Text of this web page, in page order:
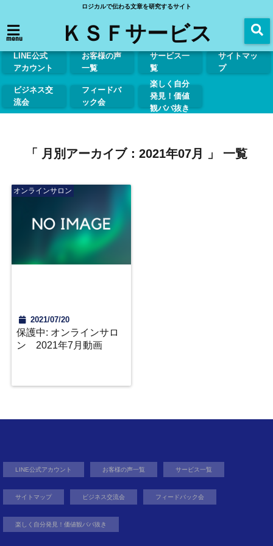
ロジカルで伝わる文章を研究するサイト
menu ＫＳＦサービス
LINE公式
アカウント
お客様の声
一覧
サービス一
覧
サイトマッ
プ
ビジネス交
流会
フィードバ
ック会
楽しく自分
発見！価値
観ババ抜き
「 月別アーカイブ：2021年07月 」 一覧
オンラインサロン
2021/07/20
保護中: オンラインサロ
ン 2021年7月動画
LINE公式アカウント お客様の声一覧 サービス一覧
サイトマップ ビジネス交流会 フィードバック会
楽しく自分発見！価値観ババ抜き